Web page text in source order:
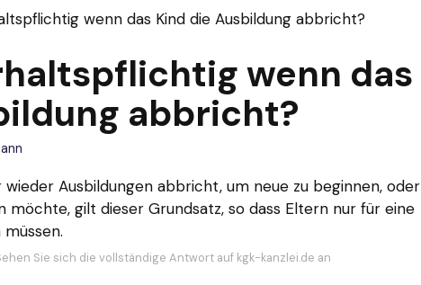
wenn das Kind die Ausbildung abbricht?
wenn das
abbricht?
wieder Ausbildungen abbricht, um neue zu beginnen, oder
gilt dieser Grundsatz, so dass Eltern nur für eine
Sie sich die vollständige Antwort auf kgk-kanzlei.de an